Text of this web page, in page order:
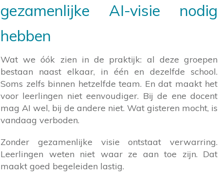
gezamenlijke AI-visie nodig
hebben
Wat we óók zien in de praktijk: al deze groepen
bestaan naast elkaar, in één en dezelfde school.
Soms zelfs binnen hetzelfde team. En dat maakt het
voor leerlingen niet eenvoudiger. Bij de ene docent
mag AI wel, bij de andere niet. Wat gisteren mocht, is
vandaag verboden.
Zonder gezamenlijke visie ontstaat verwarring.
Leerlingen weten niet waar ze aan toe zijn. Dat
maakt goed begeleiden lastig.